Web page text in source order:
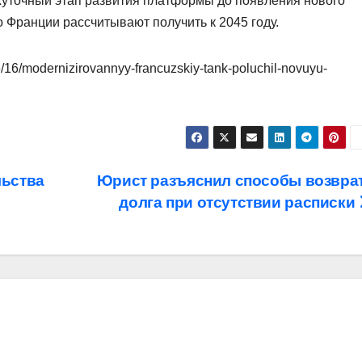
рассчитывают получить к 2045 году.
modernizirovannyy-francuzskiy-tank-poluchil-novuyu-
Юрист разъяснил способы
долга при отсутствии расписки